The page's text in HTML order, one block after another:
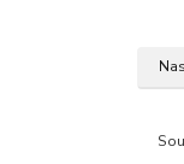
Copyright